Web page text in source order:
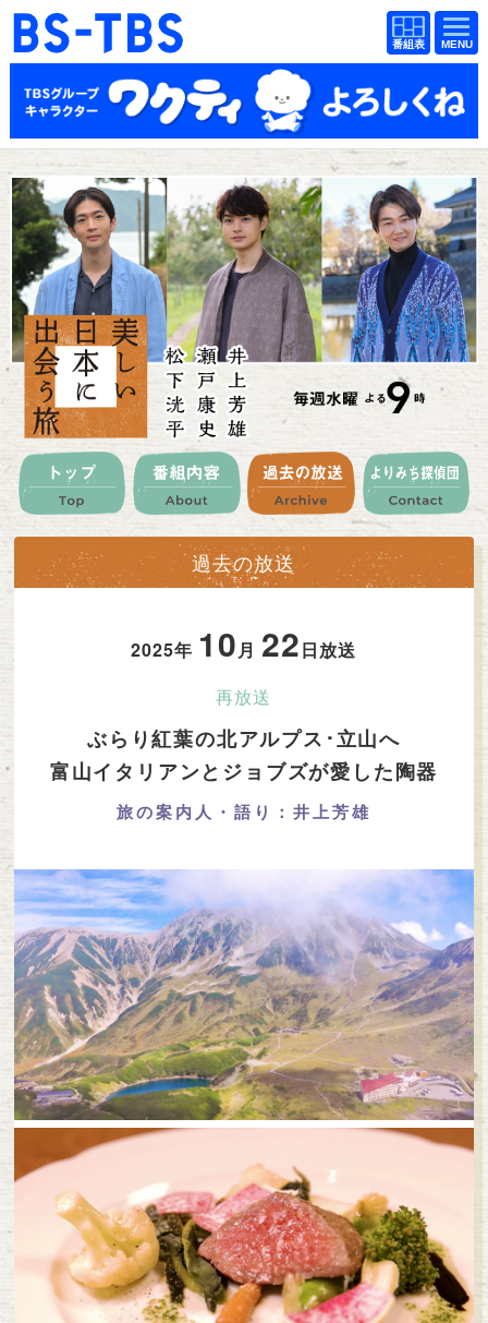
BS-TBS
番組
表
BS-TBS
番組
表
ドラマ 映画
紀行 報道
教養 スポーツ
音楽 エンタメ
アニメ ファンクラブ
検索
視聴方法 4K放送
イベント ショッピング
公式SNS プレゼント
ご意見・ご感想 会社情報
過去の放送
2025年 10月 22日放送
再放送
ぶらり紅葉の北アルプス･立山へ
富山イタリアンとジョブズが愛した陶器
旅の案内人・語り：井上芳雄